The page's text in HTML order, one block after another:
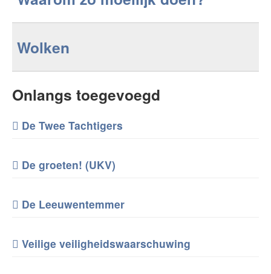
Wolken
Onlangs toegevoegd
De Twee Tachtigers
De groeten! (UKV)
De Leeuwentemmer
Veilige veiligheidswaarschuwing